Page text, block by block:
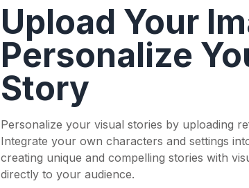
Upload Your
Personalize
Story
Personalize your visual stories by uploading
Integrate your own characters and settings
creating unique and compelling stories with
directly to your audience.